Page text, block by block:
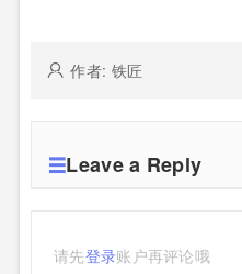
作者: 铁匠
Leave a Reply
请先登录账户再评论哦